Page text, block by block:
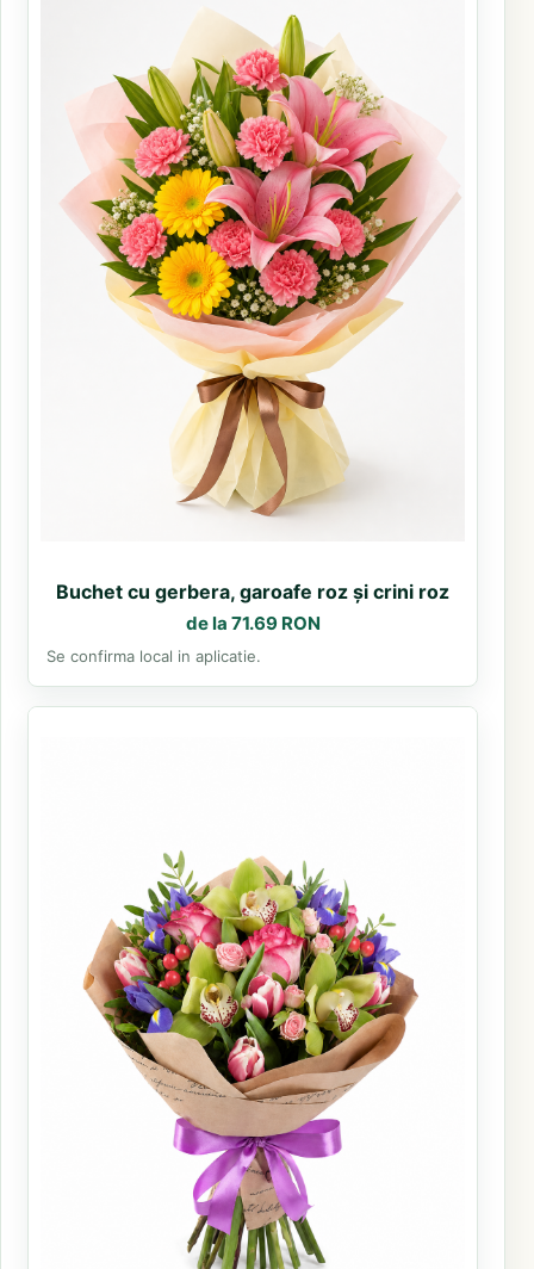
Buchet cu gerbera, garoafe roz și crini roz
de la 71.69 RON
Se confirma local in aplicatie.